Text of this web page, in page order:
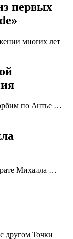
первых
многих лет
по Антье …
Михаила …
другом Точки